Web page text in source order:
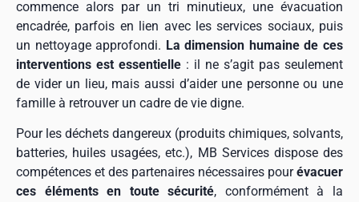
commence alors par un tri minutieux, une évacuation
encadrée, parfois en lien avec les services sociaux, puis
un nettoyage approfondi. La dimension humaine de ces
interventions est essentielle : il ne s’agit pas seulement
de vider un lieu, mais aussi d’aider une personne ou une
famille à retrouver un cadre de vie digne.
Pour les déchets dangereux (produits chimiques, solvants,
batteries, huiles usagées, etc.), MB Services dispose des
compétences et des partenaires nécessaires pourévacuer
ces éléments en toute sécurité, conformément à la